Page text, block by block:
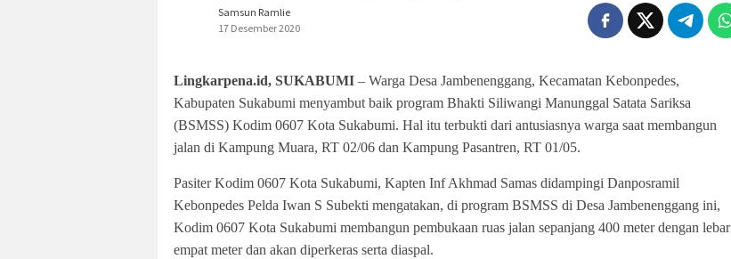
Samsun Ramlie
17 Desember 2020
Lingkarpena.id, SUKABUMI – Warga Desa Jambenenggang, Kecamatan Kebonpedes,
Kabupaten Sukabumi menyambut baik program Bhakti Siliwangi Manunggal Satata Sariksa
(BSMSS) Kodim 0607 Kota Sukabumi. Hal itu terbukti dari antusiasnya warga saat membangun
jalan di Kampung Muara, RT 02/06 dan Kampung Pasantren, RT 01/05.
Pasiter Kodim 0607 Kota Sukabumi, Kapten Inf Akhmad Samas didampingi Danposramil
Kebonpedes Pelda Iwan S Subekti mengatakan, di program BSMSS di Desa Jambenenggang ini,
Kodim 0607 Kota Sukabumi membangun pembukaan ruas jalan sepanjang 400 meter dengan lebar
empat meter dan akan diperkeras serta diaspal.